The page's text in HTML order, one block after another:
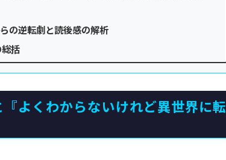
の逆転劇と読後感の解析
括
よくわからないけれど異世界に転